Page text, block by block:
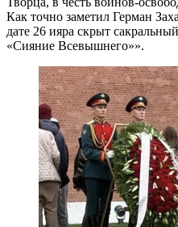
Как точно заметил Герман
дате 26 ияра скрыт
«Сияние Всевышнего»».